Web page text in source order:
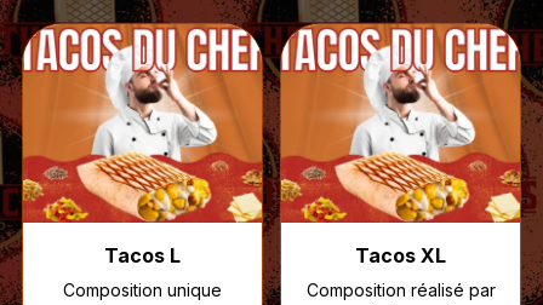
Tacos L
Composition unique
Tacos XL
Composition réalisé par